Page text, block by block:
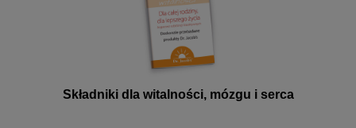
Składniki dla witalności, mózgu i serca